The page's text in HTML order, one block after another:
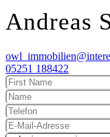
Andreas
05251 188422